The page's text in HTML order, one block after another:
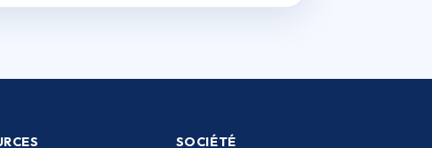
SOCIÉTÉ